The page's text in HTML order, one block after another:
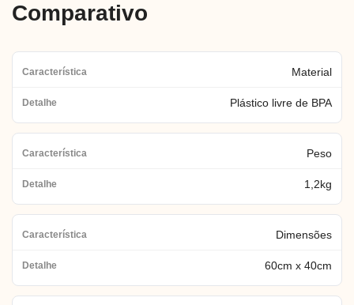
Comparativo
Material
Plástico livre de BPA
Peso
1,2kg
Dimensões
60cm x 40cm